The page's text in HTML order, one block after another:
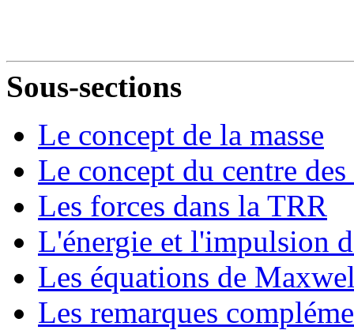
Sous-sections
Le concept de la masse
Le concept du centre des
Les forces dans la TRR
L'énergie et l'impulsion
Les équations de
Les remarques